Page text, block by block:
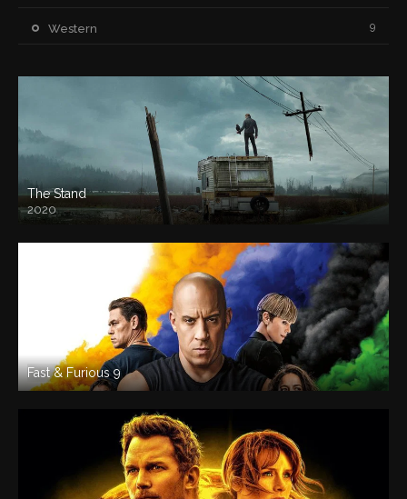
Western 9
The Stand
2020
Fast & Furious 9